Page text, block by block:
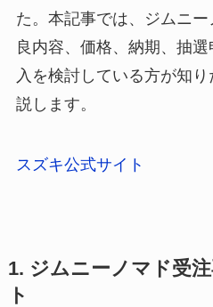
た。本記事では、ジムニ
良内容、価格、納期、抽
入を検討している方が知
説します。
スズキ公式サイト
1. ジムニーノマド受
ト